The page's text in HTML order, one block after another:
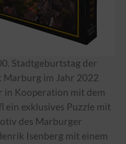
Stadtgeburtstag der
im Jahr 2022
Kooperation mit dem
ein exklusives Puzzle mit
des Marburger
Isenberg mit einem